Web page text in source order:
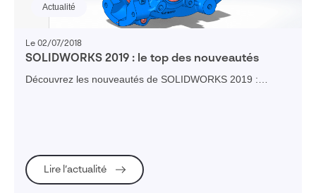
Actualité
Le 02/07/2018
SOLIDWORKS 2019 : le top des nouveautés
Découvrez les nouveautés de SOLIDWORKS 2019 :
Lire l’actualité